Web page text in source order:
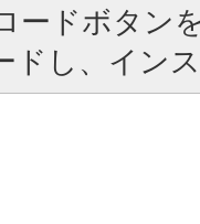
ードボタン
ドし、イン